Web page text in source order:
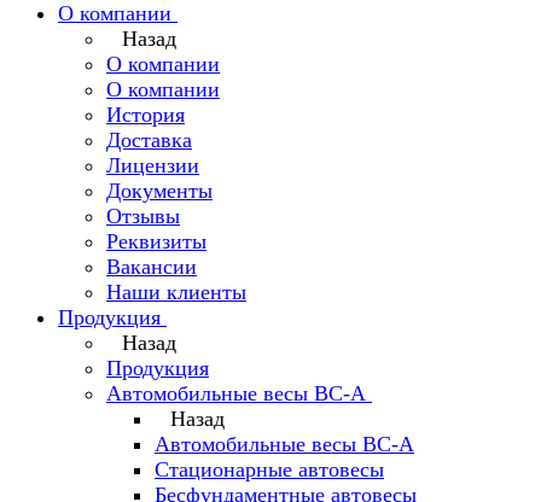
О компании
Назад
О компании
О компании
История
Доставка
Лицензии
Документы
Отзывы
Реквизиты
Вакансии
Наши клиенты
Продукция
Назад
Продукция
Автомобильные весы ВС-А
Назад
Автомобильные весы ВС-А
Стационарные автовесы
Бесфундаментные автовесы